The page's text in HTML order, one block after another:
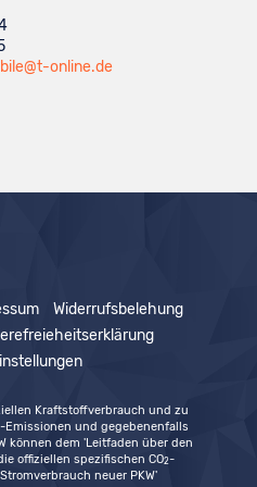
online.de
Widerrufsbelehung
Kraftstoffverbrauch und zu
-Emissionen und gegebenenfalls
können dem 'Leitfaden über den
offiziellen spezifischen CO2-
neuer PKW'